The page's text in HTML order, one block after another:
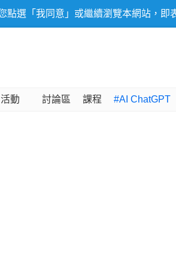
選「我同意」或繼續瀏覽本網站，即
活動 討論區 課程 #AI ChatGPT